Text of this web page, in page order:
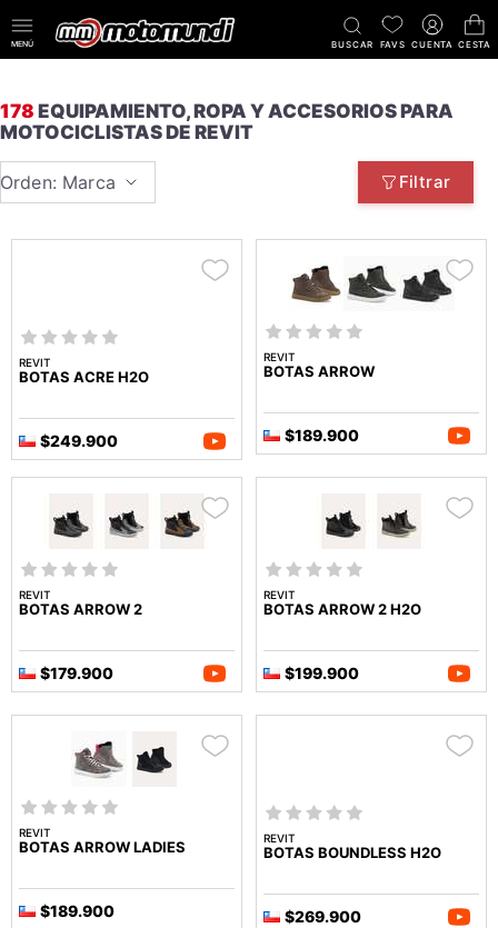
MENÚ BUSCAR FAVS CUENTA CESTA
178 EQUIPAMIENTO, ROPA Y ACCESORIOS PARA
MOTOCICLISTAS DE REVIT
Orden: Marca Filtrar
REVIT
BOTAS ACRE H2O
$249.900
REVIT
BOTAS ARROW
$189.900
REVIT
BOTAS ARROW 2
$179.900
REVIT
BOTAS ARROW 2 H2O
$199.900
REVIT
BOTAS ARROW LADIES
$189.900
REVIT
BOTAS BOUNDLESS H2O
$269.900